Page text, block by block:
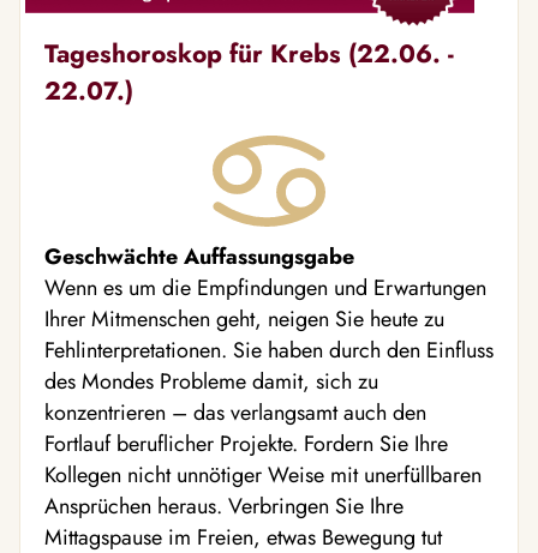
Tageshoroskop für Krebs (22.06. -
22.07.)
Geschwächte Auffassungsgabe
Wenn es um die Empfindungen und Erwartungen
Ihrer Mitmenschen geht, neigen Sie heute zu
Fehlinterpretationen. Sie haben durch den Einfluss
des Mondes Probleme damit, sich zu
konzentrieren – das verlangsamt auch den
Fortlauf beruflicher Projekte. Fordern Sie Ihre
Kollegen nicht unnötiger Weise mit unerfüllbaren
Ansprüchen heraus. Verbringen Sie Ihre
Mittagspause im Freien, etwas Bewegung tut